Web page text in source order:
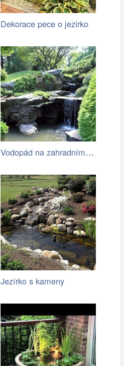
Dekorace pece o jezirko
Vodopád na zahradním jezírku
Jezírko s kameny